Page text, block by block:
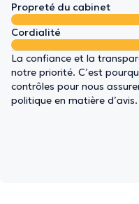
Propreté du cabinet
Cordialité
La confiance et la
notre priorité. C’est
contrôles pour nous
politique en matière d’avis.